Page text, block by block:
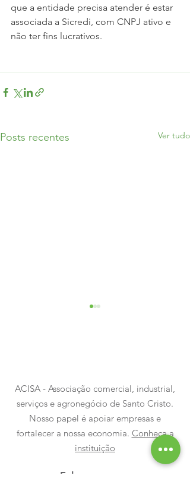
que a entidade precisa atender é estar
associada a Sicredi, com CNPJ ativo e
não ter fins lucrativos.
Posts recentes Ver tudo
Mais uma noite para
guardar na memória
ACISA - Associação comercial, industrial,
serviços e agronegócio de Santo Cristo.
Nosso papel é apoiar empresas e
fortalecer a nossa economia. Conheça a
instituição
Fale conosco: